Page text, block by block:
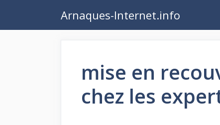
contenu
Arnaques-Internet.info
mise en
chez les